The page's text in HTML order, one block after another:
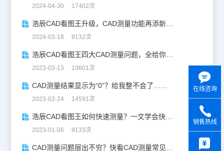
2024-04-30 17402次
浩辰CAD看图王升级，CAD测量功能再添新活力！
2024-03-18 8132次
浩辰CAD看图王四大CAD测量问题，全给你整明白！
2023-03-13 10601次
CAD测量结果显示为“0”？给我整不会了……
2023-02-24 14591次
浩辰CAD看图王如何快速测量？一文学会快速测量！
2023-01-06 9133次
在线咨询
销售热线